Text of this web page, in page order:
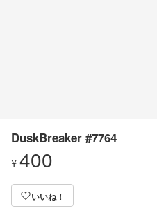
DuskBreaker #7764
¥400
いいね！